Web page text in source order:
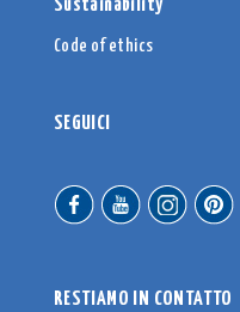
Sustainability
Code of ethics
SEGUICI
RESTIAMO IN CONTATTO